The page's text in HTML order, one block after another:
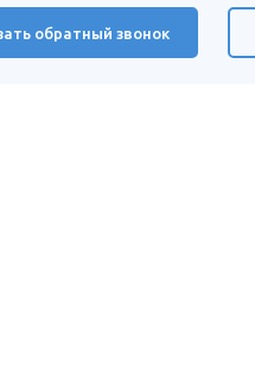
обратный звонок